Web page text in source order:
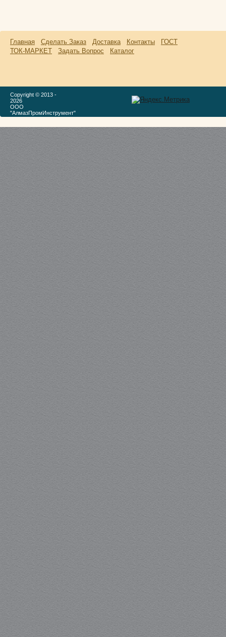
Главная Сделать Заказ Доставка Контакты
ГОСТ
ТОК-МАРКЕТ
Задать Вопрос Каталог
Copyright © 2013 -
2026
ООО
"АлмазПромИнструмент"